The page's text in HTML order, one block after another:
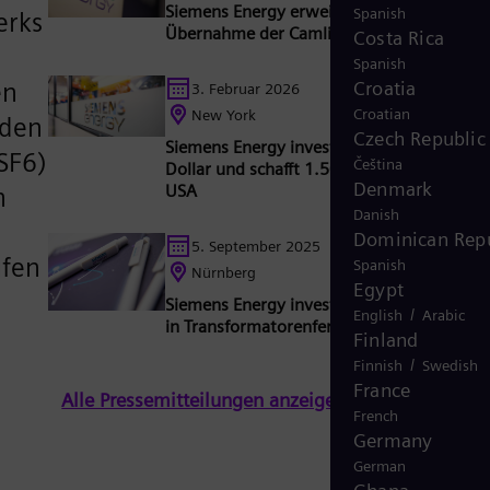
Spanish
Costa Rica
Spanish
Croatia
Croatian
Czech Republic
Čeština
Denmark
Danish
Dominican
Spanish
Egypt
English / Arabic
Finland
Finnish / Swedish
France
French
Germany
German
Siemens Energy erweitert sein Portfolio
Übernahme der Camlin Group
3. Februar 2026
New York
Siemens Energy investiert eine Milliarde
Dollar und schafft 1.500 Arbeitsplätze in
USA
5. September 2025
Nürnberg
Siemens Energy investiert 220 Millionen
in Transformatorenfertigung in Nürnberg
Alle Pressemitteilungen anzeigen